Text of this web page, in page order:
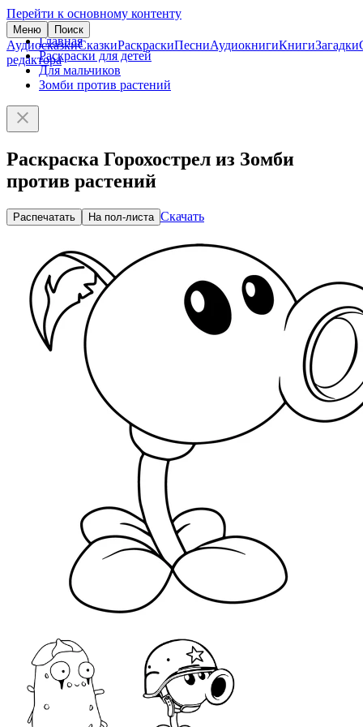
Перейти к основному контенту
Меню Поиск
АудиосказкиСказкиРаскраскиПесниАудиокнигиКнигиЗагадки
редактора
Главная
Раскраски для детей
Для мальчиков
Зомби против растений
Раскраска Горохострел из Зомби
против растений
Распечатать На пол-листа Скачать